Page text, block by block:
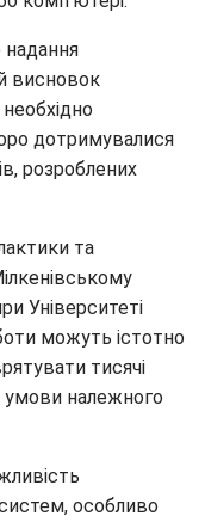
висновок
дотримувалися
розроблених
та
Університеті
можуть істотно
тисячі
умови належного
особливо